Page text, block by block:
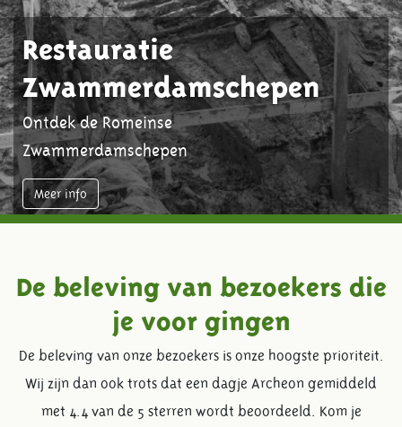
Restauratie
Zwammerdamschepen
Ontdek de Romeinse
Zwammerdamschepen
Meer info
De beleving van bezoekers die
je voor gingen
De beleving van onze bezoekers is onze hoogste prioriteit.
Wij zijn dan ook trots dat een dagje Archeon gemiddeld
met 4.4 van de 5 sterren wordt beoordeeld. Kom je